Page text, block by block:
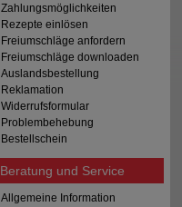
Zahlungsmöglichkeiten
Rezepte einlösen
Freiumschläge anfordern
Freiumschläge downloaden
Auslandsbestellung
Reklamation
Widerrufsformular
Problembehebung
Bestellschein
Beratung und Service
Allgemeine Information